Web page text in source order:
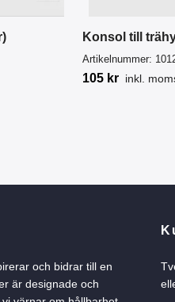
Konsol till
Artikelnummer:
105 kr inkl.
och bidrar till en
är designade och